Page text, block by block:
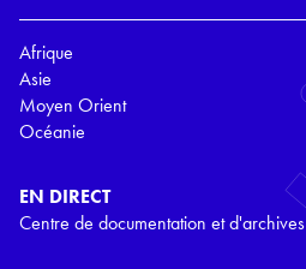
Afrique
Asie
Moyen Orient
Océanie
EN DIRECT
Centre de documentation et d'archives